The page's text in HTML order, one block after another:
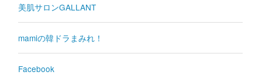
美肌サロンGALLANT
mamiの韓ドラまみれ！
Facebook